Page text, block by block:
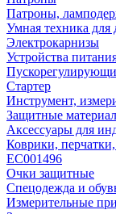
Патроны,
Умная техника для
Электрокарнизы
Устройства
Стартер
Инструмент,
Защитные
Аксессуары для
Коврики,
EC001496
Очки защитные
Спецодежда и
Измерительные